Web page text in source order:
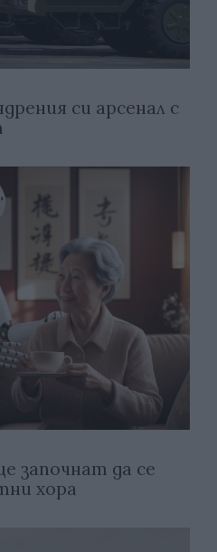
си арсенал с
започнат да се
хора